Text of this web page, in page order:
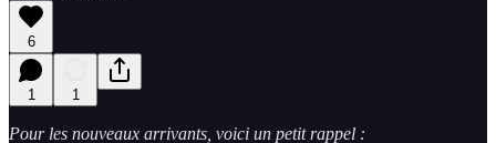
6
1 1
Pour les nouveaux arrivants, voici un petit rappel :